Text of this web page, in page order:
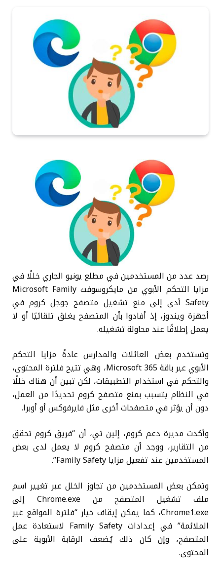
رصد عدد من المستخدمين في مطلع يونيو الجاري خللًا في
مزايا التحكم الأبوي من مايكروسوفت Microsoft Family
Safety أدى إلى منع تشغيل متصفح جوجل كروم في
أجهزة ويندوز، إذ أفادوا بأن المتصفح يغلق تلقائيًا أو لا
يعمل إطلاقًا عند محاولة تشغيله.
وتستخدم بعض العائلات والمدارس عادةً مزايا التحكم
الأبوي عبر باقة Microsoft 365، وهي تتيح فلترة المحتوى،
والتحكم في استخدام التطبيقات، لكن تبين أن هناك خللًا
في النظام يتسبب بمنع متصفح كروم تحديدًا من العمل،
دون أن يؤثر في متصفحات أخرى مثل فايرفوكس أو أوبرا.
وأكدت مديرة دعم كروم، إلين تي، أن “فريق كروم تحقق
من التقارير، ووجد أن متصفح كروم لا يعمل لدى بعض
المستخدمين عند تفعيل مزايا Family Safety”.
وتمكن بعض المستخدمين من تجاوز الخلل عبر تغيير اسم
ملف تشغيل المتصفح من Chrome.exe إلى
Chrome1.exe، كما يمكن إيقاف خيار “فلترة المواقع غير
الملائمة” في إعدادات Family Safety لاستعادة عمل
المتصفح، وإن كان ذلك يُضعف الرقابة الأبوية على
المحتوى.